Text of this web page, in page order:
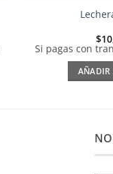
$
Si pagas con
AÑADIR